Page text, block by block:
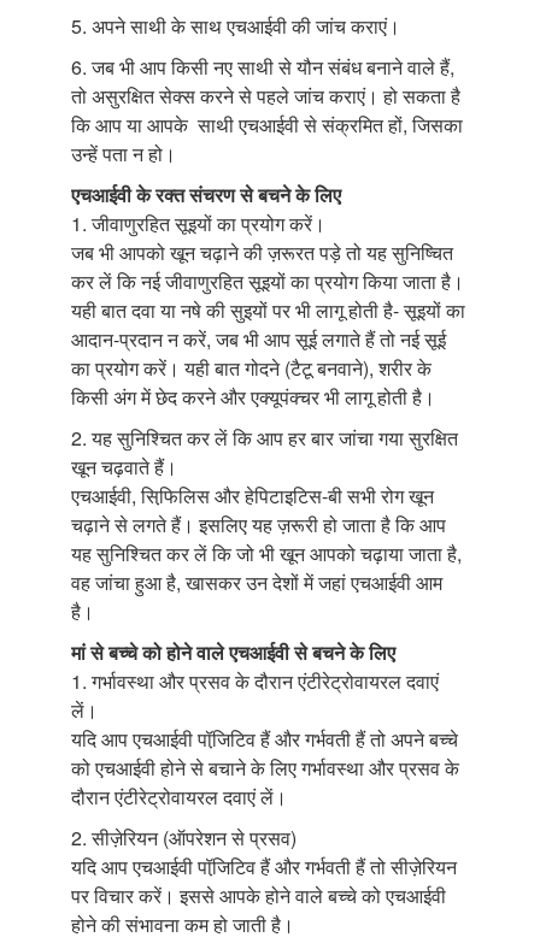
5. अपने साथी के साथ एचआईवी की जांच कराएं।
6. जब भी आप किसी नए साथी से यौन संबंध बनाने वाले हैं,
तो असुरक्षित सेक्स करने से पहले जांच कराएं। हो सकता है
कि आप या आपके साथी एचआईवी से संक्रमित हों, जिसका
उन्हें पता न हो।
एचआईवी के रक्त संचरण से बचने के लिए
1. जीवाणुरहित सूइयों का प्रयोग करें।
जब भी आपको खून चढ़ाने की ज़रूरत पड़े तो यह सुनिष्चित
कर लें कि नई जीवाणुरहित सूइयों का प्रयोग किया जाता है।
यही बात दवा या नषे की सुइयों पर भी लागू होती है- सूइयों का
आदान-प्रदान न करें, जब भी आप सूई लगाते हैं तो नई सूई
का प्रयोग करें। यही बात गोदने (टैटू बनवाने), शरीर के
किसी अंग में छेद करने और एक्यूपंक्चर भी लागू होती है।
2. यह सुनिश्चित कर लें कि आप हर बार जांचा गया सुरक्षित
खून चढ़वाते हैं।
एचआईवी, सिफि़लिस और हेपिटाइटिस-बी सभी रोग खून
चढ़ाने से लगते हैं। इसलिए यह ज़रूरी हो जाता है कि आप
यह सुनिश्चित कर लें कि जो भी खून आपको चढ़ाया जाता है,
वह जांचा हुआ है, खासकर उन देशों में जहां एचआईवी आम
है।
मां से बच्चे को होने वाले एचआईवी से बचने के लिए
1. गर्भावस्था और प्रसव के दौरान एंटीरेट्रोवायरल दवाएं
लें।
यदि आप एचआईवी पॉजि़टिव हैं और गर्भवती हैं तो अपने बच्चे
को एचआईवी होने से बचाने के लिए गर्भावस्था और प्रसव के
दौरान एंटीरेट्रोवायरल दवाएं लें।
2. सीज़ेरियन (ऑपरेशन से प्रसव)
यदि आप एचआईवी पॉजि़टिव हैं और गर्भवती हैं तो सीज़ेरियन
पर विचार करें। इससे आपके होने वाले बच्चे को एचआईवी
होने की संभावना कम हो जाती है।